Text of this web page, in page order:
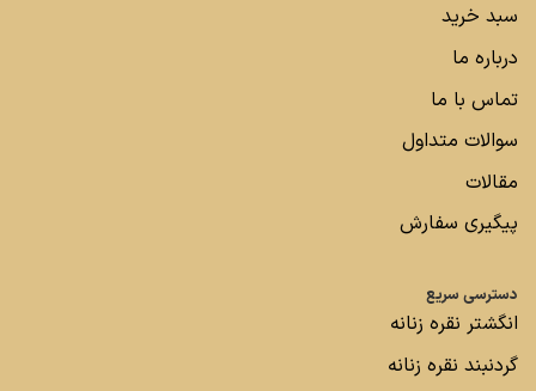
سبد خرید
درباره ما
تماس با ما
سوالات متداول
مقالات
پیگیری سفارش
دسترسی سریع
انگشتر نقره زنانه
گردنبند نقره زنانه